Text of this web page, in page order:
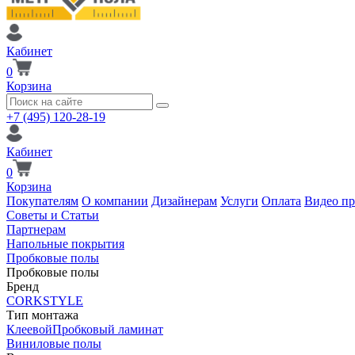
Кабинет
0
Корзина
+7 (495) 120-28-19
Кабинет
0
Корзина
Покупателям О компании Дизайнерам Услуги Оплата Видео
Советы и Статьи
Партнерам
Напольные покрытия
Пробковые полы
Пробковые полы
Бренд
CORKSTYLE
Тип монтажа
КлеевойПробковый ламинат
Виниловые полы